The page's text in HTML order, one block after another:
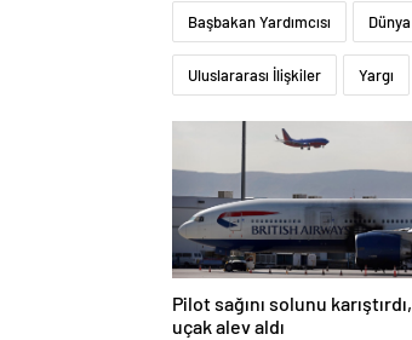
Başbakan Yardımcısı Dünya
Uluslararası İlişkiler Yargı
Pilot sağını solunu karıştırdı,
uçak alev aldı